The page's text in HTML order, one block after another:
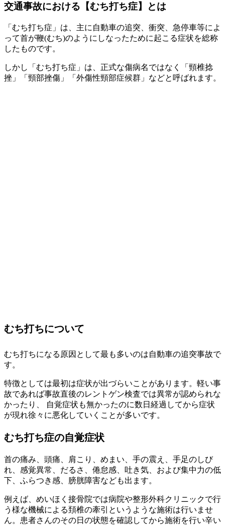
交通事故における【むち打ち症】とは
「むち打ち症」は、主に自動車の追突、衝突、急停車等によ
って首が鞭(むち)のようにしなったために起こる症状を総称
したものです。
しかし「むち打ち症」は、正式な傷病名ではなく「頸椎捻
挫」「頸部挫傷」「外傷性頸部症候群」などと呼ばれます。
むち打ちについて
むち打ちになる原因として最も多いのは自動車の追突事故で
す。
特徴としては最初は症状が出づらいことがあります。軽い事
故であれば事故直後のレントゲン検査では異常が認められな
かったり、 自覚症状も無かったのに数日経過してから症状
が現れ徐々に悪化していくことが多いです。
むち打ち症の自覚症状
首の痛み、頭痛、肩こり、めまい、手の震え、手足のしび
れ、感覚異常、だるさ、倦怠感、吐き気、および集中力の低
下、ふらつき感、膀胱障害なども出ます。
例えば、めいほく接骨院では病院や整形外科クリニックで行
う様な機械による頚椎の牽引というような施術は行いませ
ん。患者さんのその日の状態を確認してから施術を行い辛い